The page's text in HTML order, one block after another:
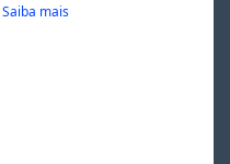
Saiba mais